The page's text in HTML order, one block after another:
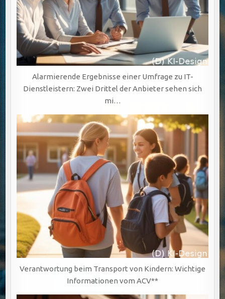
Alarmierende Ergebnisse einer Umfrage zu IT-
Dienstleistern: Zwei Drittel der Anbieter sehen sich
mi…
Verantwortung beim Transport von Kindern: Wichtige
Informationen vom ACV**